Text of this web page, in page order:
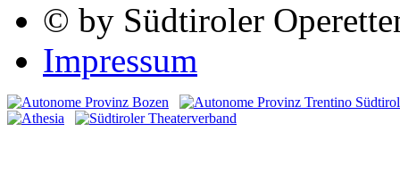
© by Südtiroler
Impressum